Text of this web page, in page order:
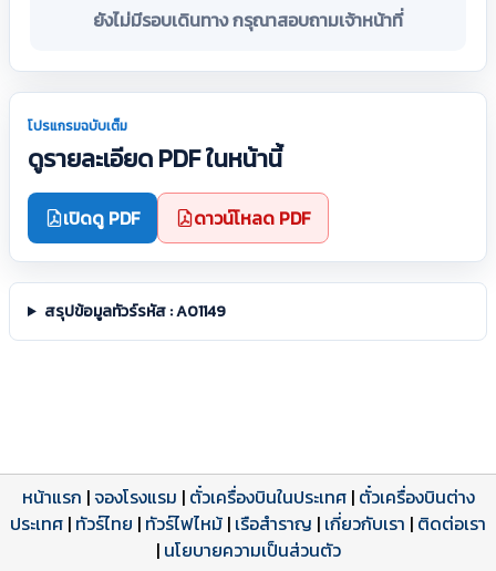
ยังไม่มีรอบเดินทาง กรุณาสอบถามเจ้าหน้าที่
โปรแกรมฉบับเต็ม
ดูรายละเอียด PDF ในหน้านี้
เปิดดู PDF ดาวน์โหลด PDF
สรุปข้อมูลทัวร์รหัส : A01149
โปรแกรมทัวร์
ดาวน์โหลด PDF
รีวิวลูกค้าจริง
รีวิวจาก eTravelWay
เปิดหน้าเต็ม
ใบอนุญาตนำเที่ยว
เลขที่ 11/11450
เปิดหน้าเต็ม
หน้าแรก |จองโรงแรม | ตั๋วเครื่องบินในประเทศ| ตั๋วเครื่องบินต่าง
ประเทศ | ทัวร์ไทย | ทัวร์ไฟไหม้ | เรือสำราญ | เกี่ยวกับเรา | ติดต่อเรา
| นโยบายความเป็นส่วนตัว